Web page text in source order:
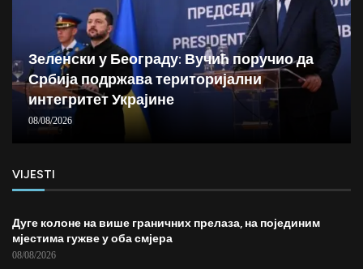
Зеленски у Београду: Вучић поручио да
Србија подржава територијални
интегритет Украјине
08/08/2026
VIJESTI
Дуге колоне на више граничних прелаза, на појединим
мјестима гужве у оба смјера
08/08/2026